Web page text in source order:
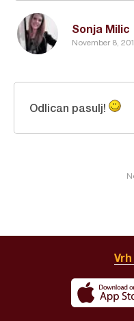
Sonja Milic
November 8,
Odlican pasulj!